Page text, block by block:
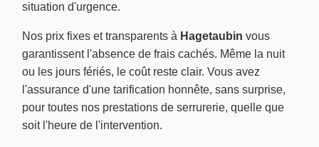
situation d'urgence.
Nos prix fixes et transparents à Hagetaubin vous
garantissent l'absence de frais cachés. Même la nuit
ou les jours fériés, le coût reste clair. Vous avez
l'assurance d'une tarification honnête, sans surprise,
pour toutes nos prestations de serrurerie, quelle que
soit l'heure de l'intervention.